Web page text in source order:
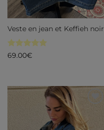
Veste en jean et Keffieh noir
Note5sur
69.00€
liste de
souhaits